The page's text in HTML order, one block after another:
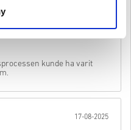
säker länk för att komma åt
kunna spela denna
produkter.
Skicka
kunde ha varit
17-08-2025